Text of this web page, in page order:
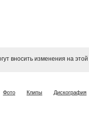
вносить изменения на
Фото Клипы Дискография